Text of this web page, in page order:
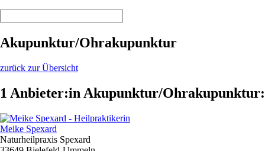
Akupunktur/Ohrakupunktur
zurück zur Übersicht
1 Anbieter:in Akupunktur/Ohrakupunktur:
Meike Spexard
Naturheilpraxis Spexard